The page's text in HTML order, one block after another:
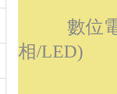
數位電
相/LED)